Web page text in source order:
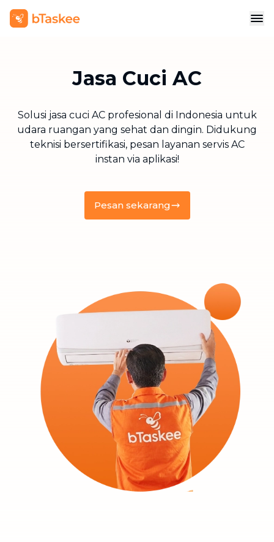
Jasa Cuci AC
Solusi jasa cuci AC profesional di Indonesia untuk
udara ruangan yang sehat dan dingin. Didukung
teknisi bersertifikasi, pesan layanan servis AC
instan via aplikasi!
Pesan sekarang